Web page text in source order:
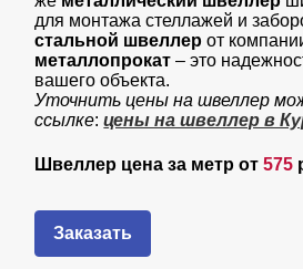
для монтажа стеллажей и
стальной швеллер от
металлопрокат– это
вашего объекта.
Уточнить цены на швеллер
ссылке:цены на швеллер в
Швеллер цена за метр от575
Заказать